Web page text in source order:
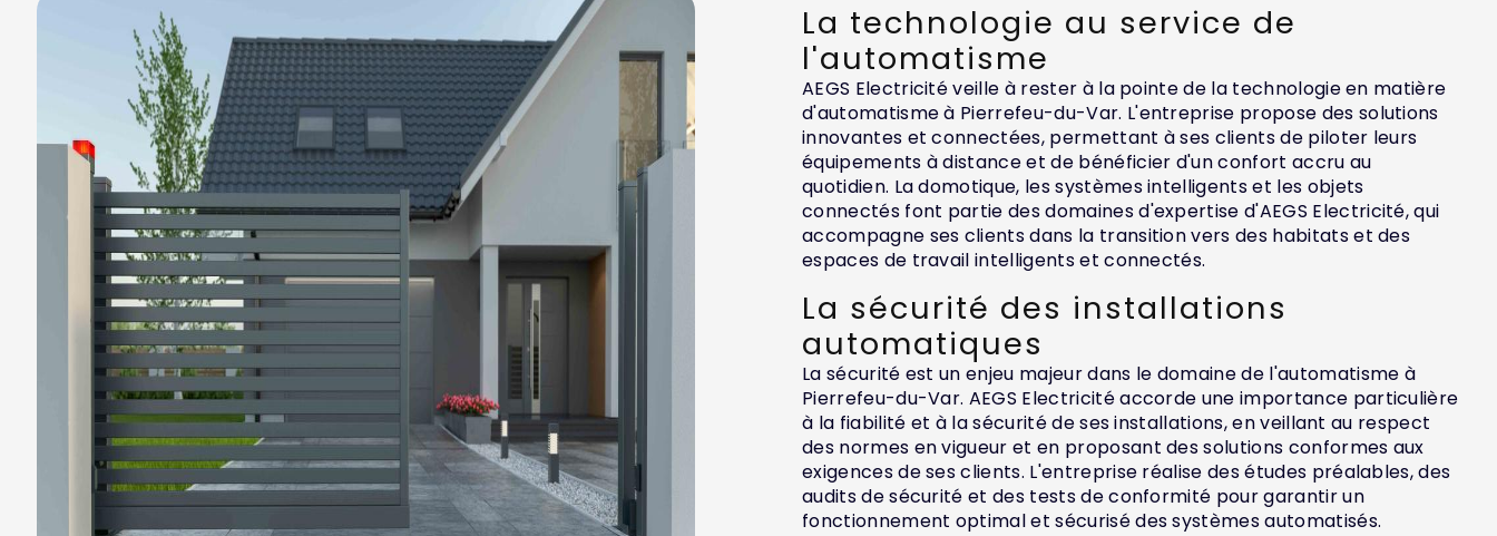
La technologie au service de
l'automatisme
AEGS Electricité veille à rester à la pointe de la technologie en matière
d'automatisme à Pierrefeu-du-Var. L'entreprise propose des solutions
innovantes et connectées, permettant à ses clients de piloter leurs
équipements à distance et de bénéficier d'un confort accru au
quotidien. La domotique, les systèmes intelligents et les objets
connectés font partie des domaines d'expertise d'AEGS Electricité, qui
accompagne ses clients dans la transition vers des habitats et des
espaces de travail intelligents et connectés.
La sécurité des installations
automatiques
La sécurité est un enjeu majeur dans le domaine de l'automatisme à
Pierrefeu-du-Var. AEGS Electricité accorde une importance particulière
à la fiabilité et à la sécurité de ses installations, en veillant au respect
des normes en vigueur et en proposant des solutions conformes aux
exigences de ses clients. L'entreprise réalise des études préalables, des
audits de sécurité et des tests de conformité pour garantir un
fonctionnement optimal et sécurisé des systèmes automatisés.